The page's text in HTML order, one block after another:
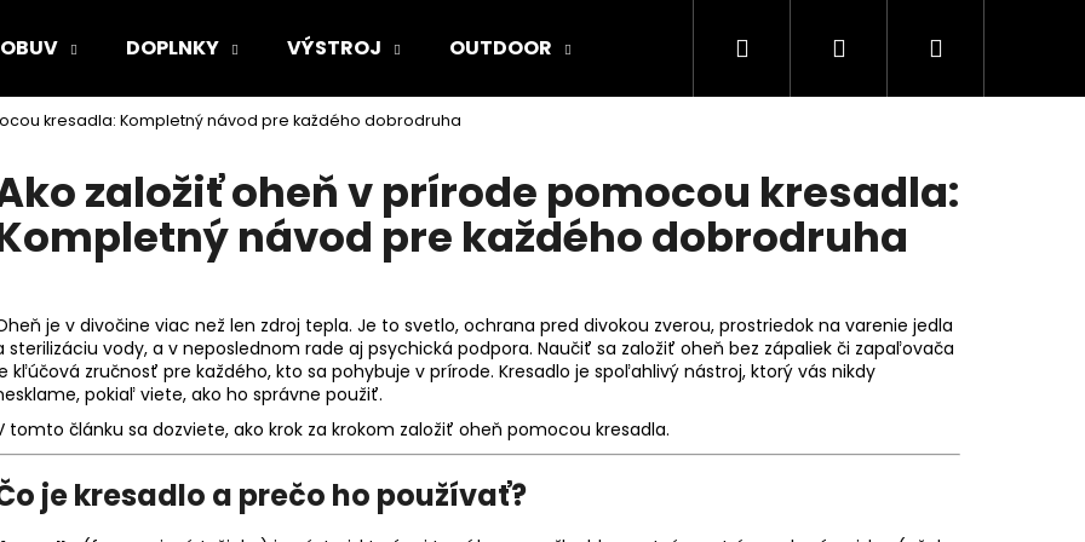
OBUV DOPLNKY VÝSTROJ OUTDOOR ARMY ORIGINAL Kamenná predajňa
Hľadať PrihlásenieNákupný
kresadla: Kompletný návod pre každého dobrodruha
založiť oheň v prírode pomocou kresadla:
návod pre každého dobrodruha
je v divočine viac než len zdroj tepla. Je to svetlo, ochrana pred divokou zverou, prostriedok na varenie jedla
sterilizáciu vody, a v neposlednom rade aj psychická podpora. Naučiť sa založiť oheň bez zápaliek či zapaľovača
kľúčová zručnosť pre každého, kto sa pohybuje v prírode. Kresadlo je spoľahlivý nástroj, ktorý vás nikdy
pokiaľ viete, ako ho správne použiť.
tomto článku sa dozviete, ako krok za krokom založiť oheň pomocou kresadla.
je kresadlo a prečo ho používať?
Čo potrebujete nájsť?
HĽADAŤ
Odporúčame